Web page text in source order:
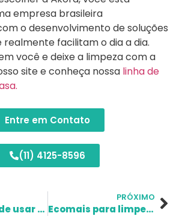
empresa brasileira
o desenvolvimento de soluções
realmente facilitam o dia a dia.
você e deixe a limpeza com a
site e conheça nossa linha de
Entre em Contato
(11) 4125-8596
5 maneiras de usar Pano Mágico® na limpeza da sua casa
PRÓXIMO
Ecomais para limpeza de louças e cristais: Praticidade e qualidade no seu dia a dia